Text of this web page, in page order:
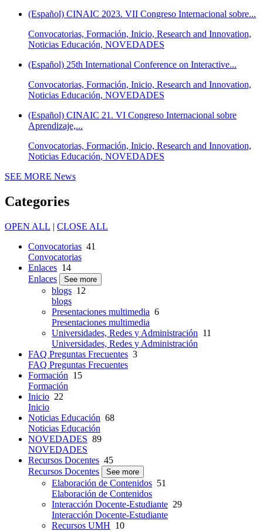
(Español) CINAIC 2023. VII Congreso Internacional sobre...
Convocatorias, Formación, Inicio, Research and Innovation,
Noticias Educación, NOVEDADES
(Español) 25th International Conference on Interactive...
Convocatorias, Formación, Inicio, Research and Innovation,
Noticias Educación, NOVEDADES
(Español) CINAIC 21. VI Congreso Internacional sobre
Aprendizaje,...
Convocatorias, Formación, Inicio, Research and Innovation,
Noticias Educación, NOVEDADES
SEE MORE News
Categories
OPEN ALL | CLOSE ALL
Convocatorias 41
Convocatorias
Enlaces 14
Enlaces
See more
blogs 12
blogs
Presentaciones multimedia 6
Presentaciones multimedia
Universidades, Redes y Administración 11
Universidades, Redes y Administración
FAQ Preguntas Frecuentes 3
FAQ Preguntas Frecuentes
Formación 15
Formación
Inicio 22
Inicio
Noticias Educación 68
Noticias Educación
NOVEDADES 89
NOVEDADES
Recursos Docentes 45
Recursos Docentes
See more
Elaboración de Contenidos 51
Elaboración de Contenidos
Interacción Docente-Estudiante 29
Interacción Docente-Estudiante
Recursos UMH 10